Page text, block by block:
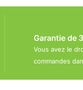
Garantie de
Vous avez le
commandes